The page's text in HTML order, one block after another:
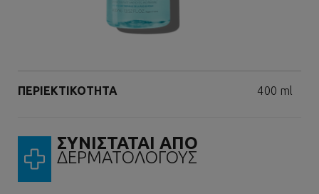
ΠΕΡΙΕΚΤΙΚΟΤΗΤΑ Volume
400 ml
ΣΥΝΙΣΤΑΤΑΙ ΑΠΟ
ΔΕΡΜΑΤΟΛΟΓΟΥΣ